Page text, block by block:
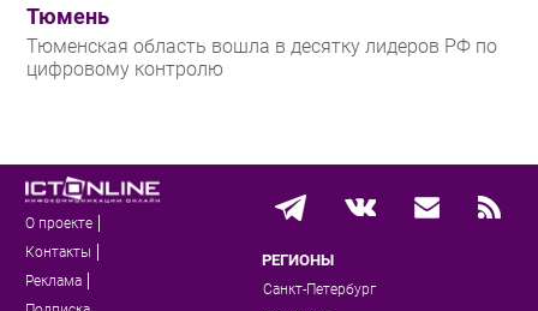
Тюмень
Тюменская область вошла в десятку лидеров РФ по
цифровому контролю
О проекте
Контакты
Реклама
РЕГИОНЫ
Санкт-Петербург